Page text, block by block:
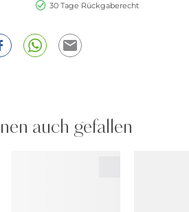
30 Tage Rückgaberecht
auch gefallen